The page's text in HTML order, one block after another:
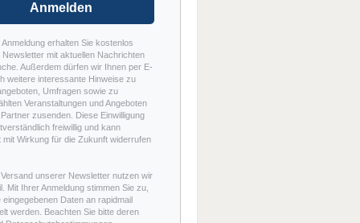
Anmelden
Anmeldung erhalten Sie kostenlos
Newsletter mit aktuellen Nachrichten
Außerdem dürfen wir Ihnen per E-
weitere interessante Hinweise zu
Umfragen sowie zu
Veranstaltungen und Angeboten
zusenden. Diese Einwilligung
freiwillig und kann
mit Wirkung für die Zukunft widerrufen
Versand unserer Newsletter nutzen wir
Mit Ihrer Anmeldung stimmen Sie zu,
eingegebenen Daten an rapidmail
werden. Beachten Sie bitte deren